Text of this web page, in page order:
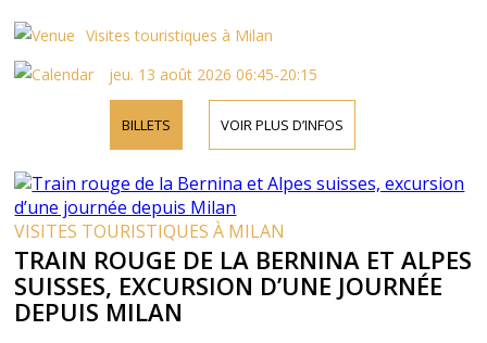
Visites touristiques à Milan
jeu. 13 août 2026 06:45-20:15
BILLETS VOIR PLUS D’INFOS
VISITES TOURISTIQUES À MILAN
TRAIN ROUGE DE LA BERNINA ET ALPES
SUISSES, EXCURSION D’UNE JOURNÉE
DEPUIS MILAN